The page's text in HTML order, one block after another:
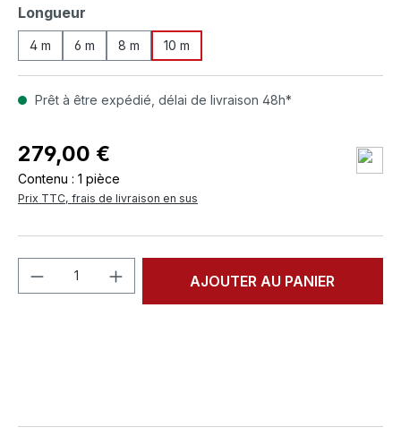
Sélectionnez
Longueur
4 m 6 m 8 m 10 m
Prêt à être expédié, délai de livraison 48h*
279,00 €
Contenu : 1 pièce
Prix TTC, frais de livraison en sus
Quantité de produit : Entrez la
AJOUTER AU PANIER